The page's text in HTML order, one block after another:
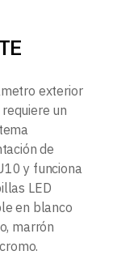
exterior
un
de
y funciona
LED
en blanco
marrón